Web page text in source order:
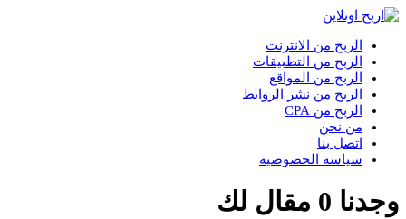
الربح من الانترنت
الربح من التطبيقات
الربح من المواقع
الربح من نشر الروابط
الربح من CPA
من نحن
اتصل بنا
سياسة الخصوصية
وجدنا 0 مقال لك